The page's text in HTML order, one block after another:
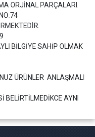
ORJİNAL PARÇALARI.
BİLGİYE SAHİP OLMAK
ÜRÜNLER ANLAŞMALI
BELİRTİLMEDİKCE AYNI